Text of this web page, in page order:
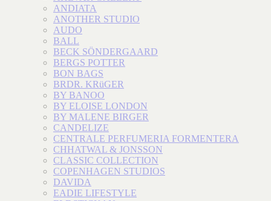
ANDIATA
ANOTHER STUDIO
AUDO
BALL
BECK SÖNDERGAARD
BERGS POTTER
BON BAGS
BRDR. KRüGER
BY BANOO
BY ELOISE LONDON
BY MALENE BIRGER
CANDELIZE
CENTRALE PERFUMERIA FORMENTERA
CHHATWAL & JONSSON
CLASSIC COLLECTION
COPENHAGEN STUDIOS
DAVIDA
EADIE LIFESTYLE